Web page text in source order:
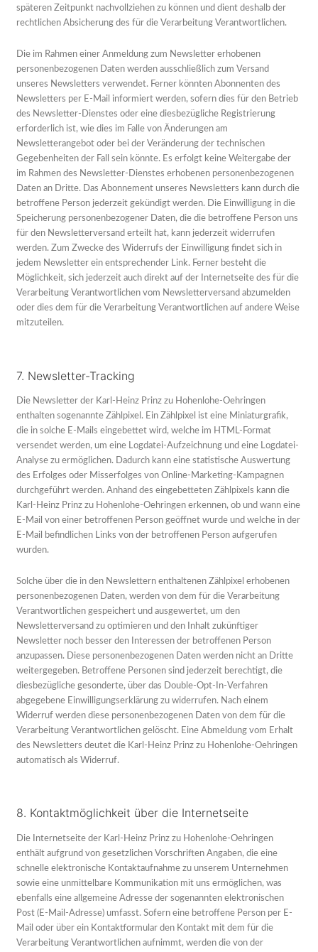
späteren Zeitpunkt nachvollziehen zu können und dient deshalb der
rechtlichen Absicherung des für die Verarbeitung Verantwortlichen.
Die im Rahmen einer Anmeldung zum Newsletter erhobenen
personenbezogenen Daten werden ausschließlich zum Versand
unseres Newsletters verwendet. Ferner könnten Abonnenten des
Newsletters per E-Mail informiert werden, sofern dies für den Betrieb
des Newsletter-Dienstes oder eine diesbezügliche Registrierung
erforderlich ist, wie dies im Falle von Änderungen am
Newsletterangebot oder bei der Veränderung der technischen
Gegebenheiten der Fall sein könnte. Es erfolgt keine Weitergabe der
im Rahmen des Newsletter-Dienstes erhobenen personenbezogenen
Daten an Dritte. Das Abonnement unseres Newsletters kann durch die
betroffene Person jederzeit gekündigt werden. Die Einwilligung in die
Speicherung personenbezogener Daten, die die betroffene Person uns
für den Newsletterversand erteilt hat, kann jederzeit widerrufen
werden. Zum Zwecke des Widerrufs der Einwilligung findet sich in
jedem Newsletter ein entsprechender Link. Ferner besteht die
Möglichkeit, sich jederzeit auch direkt auf der Internetseite des für die
Verarbeitung Verantwortlichen vom Newsletterversand abzumelden
oder dies dem für die Verarbeitung Verantwortlichen auf andere Weise
mitzuteilen.
7. Newsletter-Tracking
Die Newsletter der Karl-Heinz Prinz zu Hohenlohe-Oehringen
enthalten sogenannte Zählpixel. Ein Zählpixel ist eine Miniaturgrafik,
die in solche E-Mails eingebettet wird, welche im HTML-Format
versendet werden, um eine Logdatei-Aufzeichnung und eine Logdatei-
Analyse zu ermöglichen. Dadurch kann eine statistische Auswertung
des Erfolges oder Misserfolges von Online-Marketing-Kampagnen
durchgeführt werden. Anhand des eingebetteten Zählpixels kann die
Karl-Heinz Prinz zu Hohenlohe-Oehringen erkennen, ob und wann eine
E-Mail von einer betroffenen Person geöffnet wurde und welche in der
E-Mail befindlichen Links von der betroffenen Person aufgerufen
wurden.
Solche über die in den Newslettern enthaltenen Zählpixel erhobenen
personenbezogenen Daten, werden von dem für die Verarbeitung
Verantwortlichen gespeichert und ausgewertet, um den
Newsletterversand zu optimieren und den Inhalt zukünftiger
Newsletter noch besser den Interessen der betroffenen Person
anzupassen. Diese personenbezogenen Daten werden nicht an Dritte
weitergegeben. Betroffene Personen sind jederzeit berechtigt, die
diesbezügliche gesonderte, über das Double-Opt-In-Verfahren
abgegebene Einwilligungserklärung zu widerrufen. Nach einem
Widerruf werden diese personenbezogenen Daten von dem für die
Verarbeitung Verantwortlichen gelöscht. Eine Abmeldung vom Erhalt
des Newsletters deutet die Karl-Heinz Prinz zu Hohenlohe-Oehringen
automatisch als Widerruf.
8. Kontaktmöglichkeit über die Internetseite
Die Internetseite der Karl-Heinz Prinz zu Hohenlohe-Oehringen
enthält aufgrund von gesetzlichen Vorschriften Angaben, die eine
schnelle elektronische Kontaktaufnahme zu unserem Unternehmen
sowie eine unmittelbare Kommunikation mit uns ermöglichen, was
ebenfalls eine allgemeine Adresse der sogenannten elektronischen
Post (E-Mail-Adresse) umfasst. Sofern eine betroffene Person per E-
Mail oder über ein Kontaktformular den Kontakt mit dem für die
Verarbeitung Verantwortlichen aufnimmt, werden die von der